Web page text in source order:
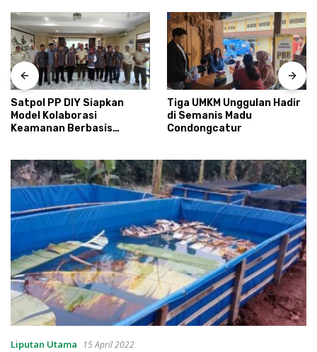
Satpol PP DIY Siapkan
Model Kolaborasi
Keamanan Berbasis
Tiga UMKM Unggulan Hadir
di Semanis Madu
Condongcatur
Liputan Utama 15 April 2022